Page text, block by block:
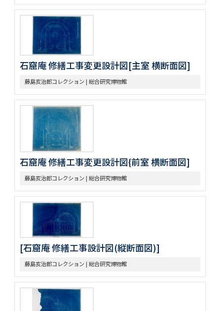
石窟庵 修繕工事変更設計図[主室 横断面図]
藤島亥治郎コレクション | 総合研究博物館
石窟庵 修繕工事変更設計図{前室 横断面図]
藤島亥治郎コレクション | 総合研究博物館
[石窟庵 修繕工事設計図(縦断面図)]
藤島亥治郎コレクション | 総合研究博物館